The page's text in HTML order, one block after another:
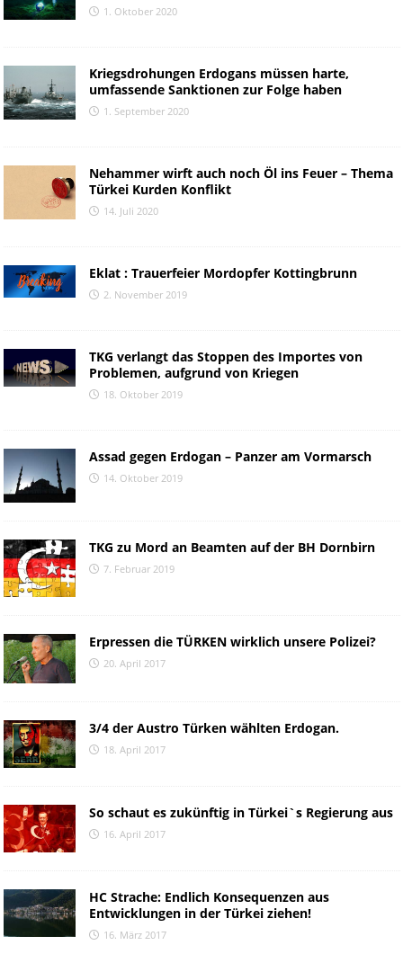
1. Oktober 2020
Kriegsdrohungen Erdogans müssen harte,
umfassende Sanktionen zur Folge haben
1. September 2020
Nehammer wirft auch noch Öl ins Feuer – Thema
Türkei Kurden Konflikt
14. Juli 2020
Eklat : Trauerfeier Mordopfer Kottingbrunn
2. November 2019
TKG verlangt das Stoppen des Importes von
Problemen, aufgrund von Kriegen
18. Oktober 2019
Assad gegen Erdogan – Panzer am Vormarsch
14. Oktober 2019
TKG zu Mord an Beamten auf der BH Dornbirn
7. Februar 2019
Erpressen die TÜRKEN wirklich unsere Polizei?
20. April 2017
3/4 der Austro Türken wählten Erdogan.
18. April 2017
So schaut es zukünftig in Türkei`s Regierung aus
16. April 2017
HC Strache: Endlich Konsequenzen aus
Entwicklungen in der Türkei ziehen!
16. März 2017